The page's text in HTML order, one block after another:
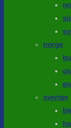
norge
sverige